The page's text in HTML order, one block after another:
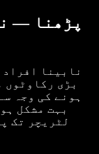
پڑھنا —
نابینا
بڑی رکاوٹوں
ہونے کی وجہ
بہت مشکل
لٹریچر تک